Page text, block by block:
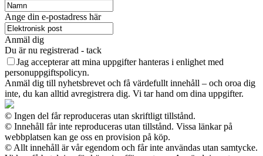
Ange din e-postadress här
Anmäl dig
Du är nu registrerad - tack
Jag accepterar att mina uppgifter hanteras i enlighet med
personuppgiftspolicyn.
Anmäl dig till nyhetsbrevet och få värdefullt innehåll – och oroa dig
inte, du kan alltid avregistrera dig. Vi tar hand om dina uppgifter.
© Ingen del får reproduceras utan skriftligt tillstånd.
© Innehåll får inte reproduceras utan tillstånd. Vissa länkar på
webbplatsen kan ge oss en provision på köp.
© Allt innehåll är vår egendom och får inte användas utan samtycke.